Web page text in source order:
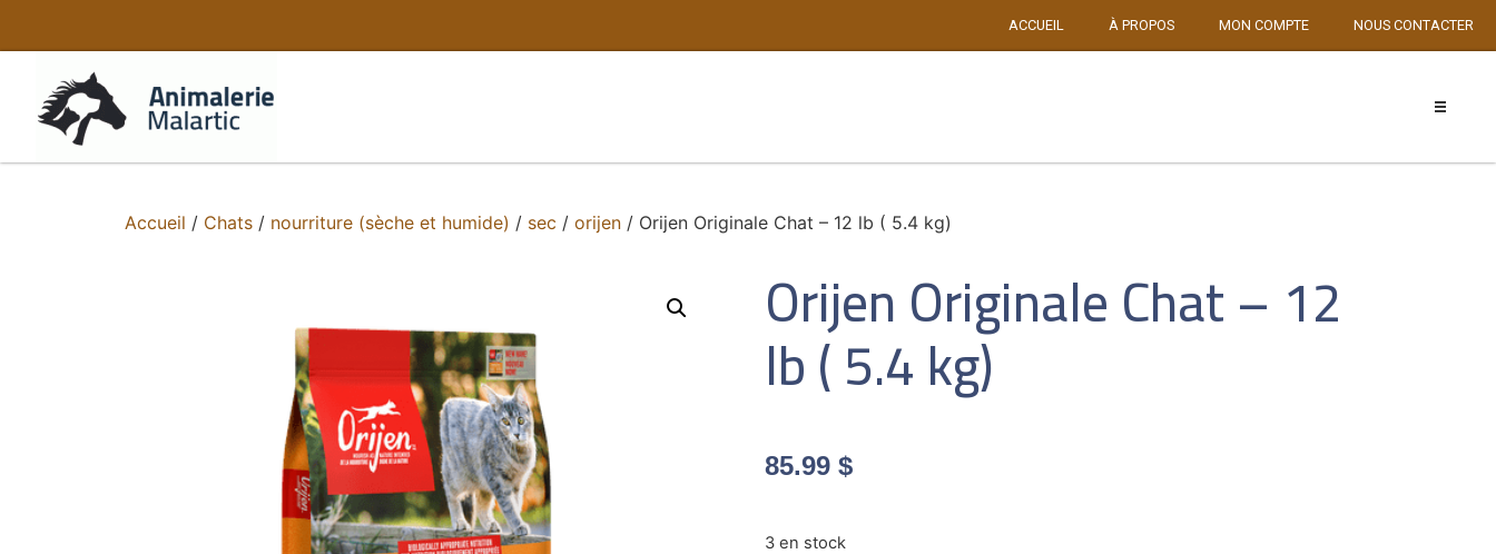
ACCUEIL À PROPOS MON COMPTE NOUS CONTACTER
Accueil / Chats / nourriture (sèche et humide) / sec / orijen / Orijen Originale Chat – 12 lb ( 5.4 kg)
Orijen Originale Chat – 12
lb ( 5.4 kg)
85.99 $
3 en stock